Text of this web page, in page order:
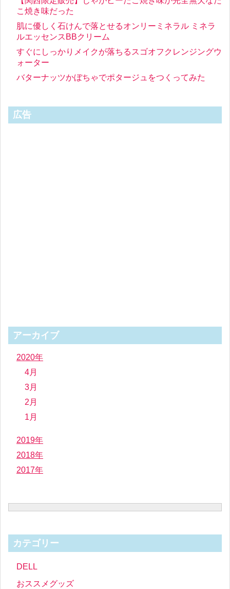
こ焼き味だった
肌に優しく石けんで落とせるオンリーミネラル ミネラ
ルエッセンスBBクリーム
すぐにしっかりメイクが落ちるスゴオフクレンジングウ
ォーター
バターナッツかぼちゃでポタージュをつくってみた
広告
アーカイブ
2020年
4月
3月
2月
1月
2019年
2018年
2017年
カテゴリー
DELL
おススメグッズ